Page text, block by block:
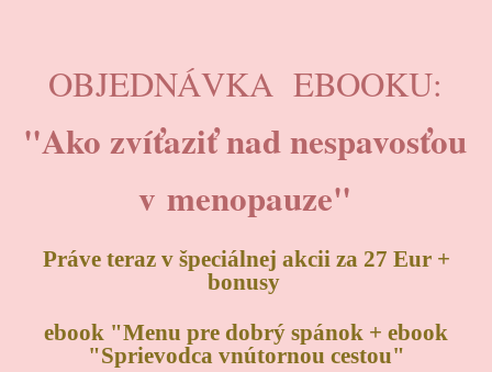
OBJEDNÁVKA EBOOKU:
"Ako zvíťaziť nad nespavosťou
v menopauze"
Práve teraz v špeciálnej akcii za 27 Eur +
bonusy
ebook "Menu pre dobrý spánok + ebook
"Sprievodca vnútornou cestou"